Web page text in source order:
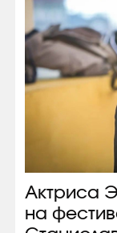
Актриса
на